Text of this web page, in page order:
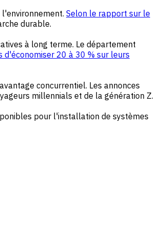
Selon le rapport sur le
durable.
à long terme. Le département
d'économiser 20 à 30 % sur leurs
concurrentiel. Les annonces
millennials et de la génération Z.
pour l'installation de systèmes